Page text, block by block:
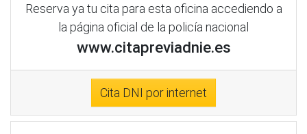
Reserva ya tu cita para esta oficina accediendo a
la página oficial de la policía nacional
www.citapreviadnie.es
Cita DNI por internet